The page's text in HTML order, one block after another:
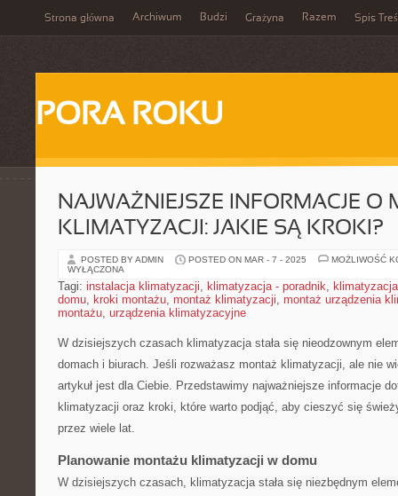
Strona główna Archiwum Budzi Grażyna Razem Spis
PORA ROKU
NAJWAŻNIEJSZE INFORMACJE O
KLIMATYZACJI: JAKIE SĄ KROKI?
POSTED BY ADMIN POSTED ON MAR - 7 - 2025
MOŻLIWOŚĆ
WYŁĄCZONA
Tagi: instalacja klimatyzacji, klimatyzacja - poradnik,
domu, kroki montażu, montaż klimatyzacji, montaż urządzenia
montażu, urządzenia klimatyzacyjne
W dzisiejszych czasach klimatyzacja stała się nieodzownym
domach i biurach. Jeśli rozważasz montaż klimatyzacji, ale nie
artykuł jest dla Ciebie. Przedstawimy najważniejsze informacje
klimatyzacji oraz ⁣kroki, które warto‌ podjąć, ​aby cieszyć się
przez wiele lat.
Planowanie montażu klimatyzacji w ‍domu
W dzisiejszych czasach, klimatyzacja stała ‍się ⁣niezbędnym